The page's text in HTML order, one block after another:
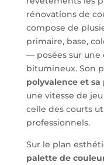
rénovations de
compose de
primaire, base,
— posées sur une
bitumineux. Son
polyvalence et
une vitesse de
celle des courts
professionnels.
Sur le plan
palette de